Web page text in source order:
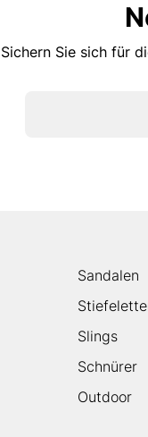
Sichern Sie sich für
Sandalen
Slings
Schnürer
Outdoor